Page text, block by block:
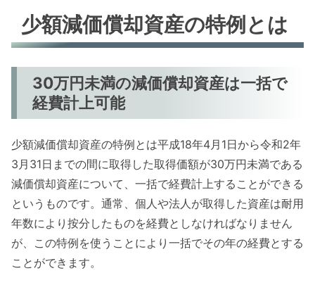
少額減価償却資産の特例とは
30万円未満の減価償却資産は一括で
経費計上可能
少額減価償却資産の特例とは平成18年4月1日から令和2年
3月31日までの間に取得した取得価額が30万円未満である
減価償却資産について、一括で経費計上することができる
というものです。通常、個人や法人が取得した資産は耐用
年数により按分したものを経費としなければなりません
が、この特例を使うことにより一括でその年の経費とする
ことができます。